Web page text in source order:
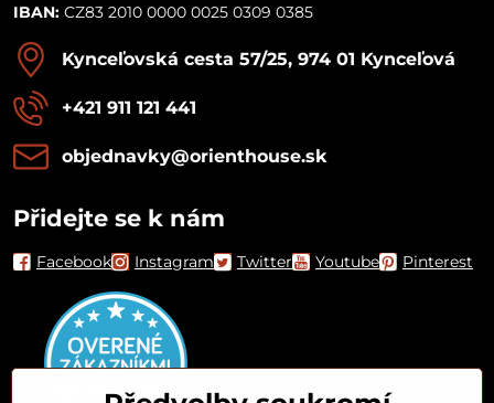
IBAN: CZ83 2010 0000 0025 0309 0385
Kynceľovská cesta 57/25, 974 01 Kynceľová
+421 911 121 441
objednavky​@orienthouse​.sk
Přidejte se k nám
Facebook Instagram Twitter Youtube Pinterest